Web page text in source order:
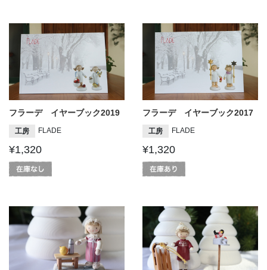
フラーデ イヤーブック2019
工房 FLADE
¥1,320
フラーデ イヤーブック2017
工房 FLADE
¥1,320